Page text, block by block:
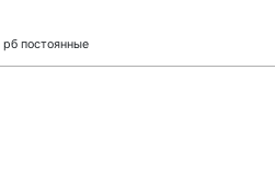
постоянные